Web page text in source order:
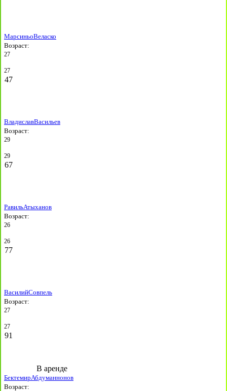
МарсиньоВеласко
Возраст:
27
27
47
ВладиславВасильев
Возраст:
29
29
67
РавильАтыханов
Возраст:
26
26
77
ВасилийСовпель
Возраст:
27
27
91
В аренде
БектемирАбдуманнонов
Возраст: